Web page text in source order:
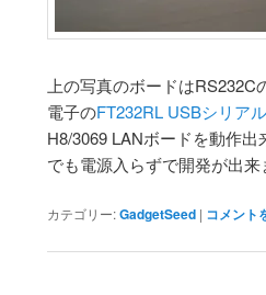
上の写真のボードは
電子のFT232RL USBシリア
H8/3069 LANボードを動作
でも電源入らずで開発が出来
カテゴリー:GadgetSeed | コメント